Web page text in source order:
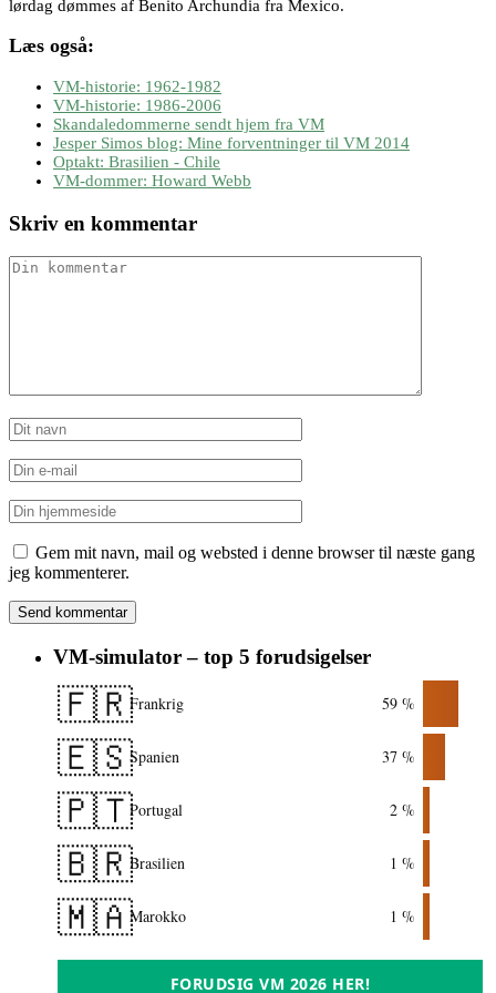
lørdag dømmes af Benito Archundia fra Mexico.
Læs også:
VM-historie: 1962-1982
VM-historie: 1986-2006
Skandaledommerne sendt hjem fra VM
Jesper Simos blog: Mine forventninger til VM 2014
Optakt: Brasilien - Chile
VM-dommer: Howard Webb
Skriv en kommentar
Gem mit navn, mail og websted i denne browser til næste gang
jeg kommenterer.
VM-simulator – top 5 forudsigelser
🇫🇷Frankrig 59 %
🇪🇸Spanien 37 %
🇵🇹Portugal 2 %
🇧🇷Brasilien 1 %
🇲🇦Marokko 1 %
FORUDSIG VM 2026 HER!